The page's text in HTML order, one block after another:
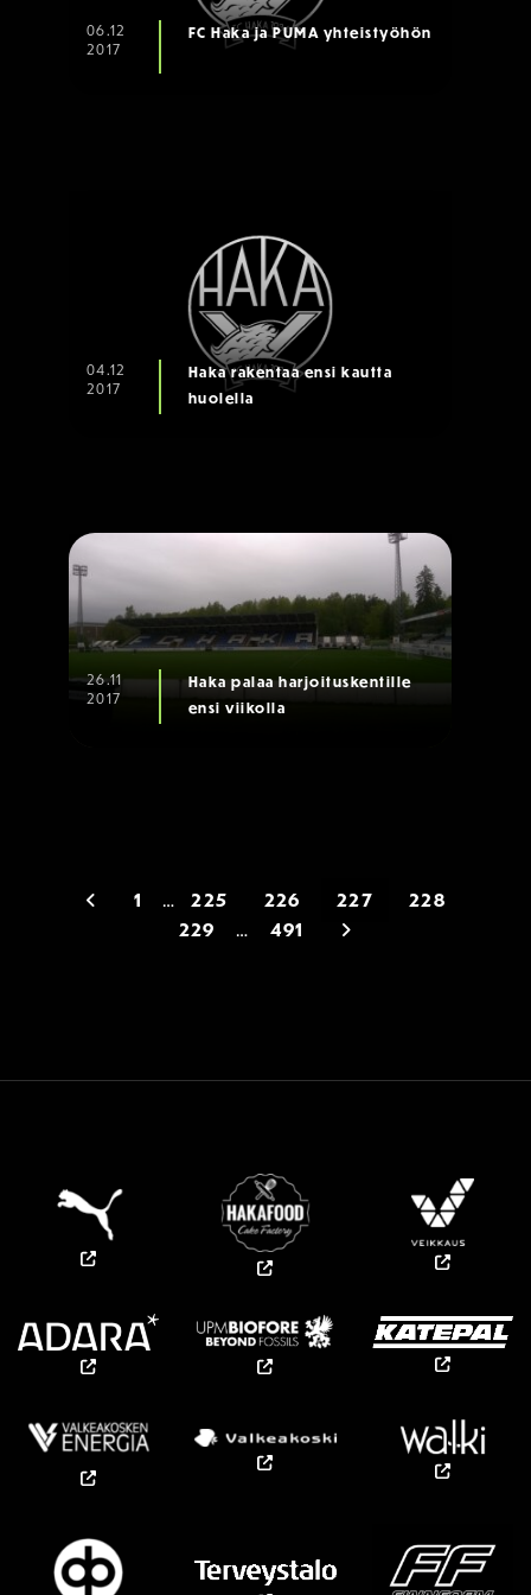
06.12
2017
FC Haka ja PUMA yhteistyöhön
04.12
2017
Haka rakentaa ensi kautta
huolella
26.11
2017
Haka palaa harjoituskentille
ensi viikolla
Siirry edelliseen
1 … 225 226 227
228
229
… 491
PÄÄYHTEISTYÖKUMPPANIT